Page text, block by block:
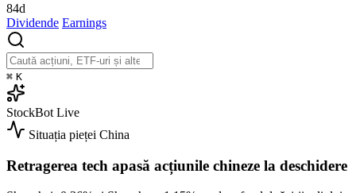
84d
Dividende Earnings
⌘ K
StockBot Live
Situația pieței China
Retragerea tech apasă acțiunile chineze la deschidere